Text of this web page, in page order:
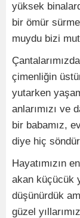
yüksek
bir ömür
muydu bizi
çimenliğin
yutarken
anlarımızı ve
bir babamız,
diye hiç
Hayatımızın
akan küçücük
düşünürdük
güzel